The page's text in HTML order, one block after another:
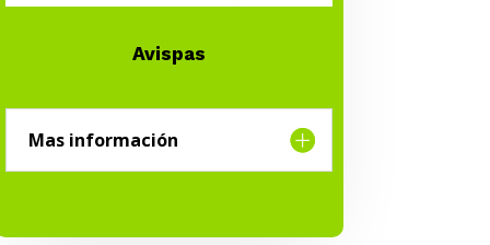
Avispas
Mas información